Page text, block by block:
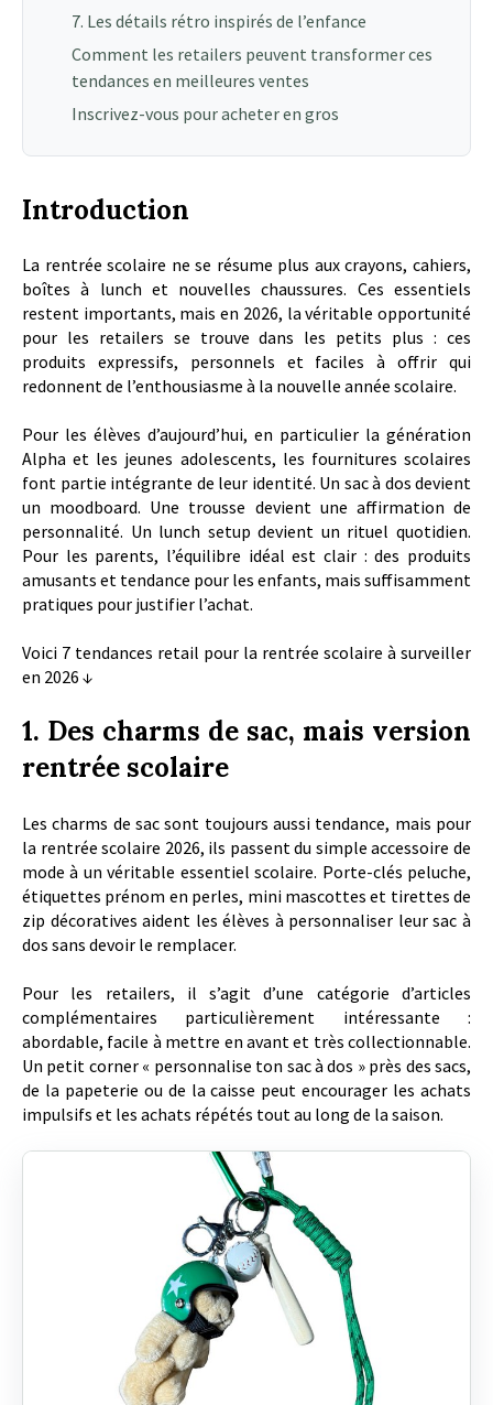
7. Les détails rétro inspirés de l’enfance
Comment les retailers peuvent transformer ces
tendances en meilleures ventes
Inscrivez-vous pour acheter en gros
Introduction
La rentrée scolaire ne se résume plus aux crayons, cahiers,
boîtes à lunch et nouvelles chaussures. Ces essentiels
restent importants, mais en 2026, la véritable opportunité
pour les retailers se trouve dans les petits plus : ces
produits expressifs, personnels et faciles à offrir qui
redonnent de l’enthousiasme à la nouvelle année scolaire.
Pour les élèves d’aujourd’hui, en particulier la génération
Alpha et les jeunes adolescents, les fournitures scolaires
font partie intégrante de leur identité. Un sac à dos devient
un moodboard. Une trousse devient une affirmation de
personnalité. Un lunch setup devient un rituel quotidien.
Pour les parents, l’équilibre idéal est clair : des produits
amusants et tendance pour les enfants, mais suffisamment
pratiques pour justifier l’achat.
Voici 7 tendances retail pour la rentrée scolaire à surveiller
en 2026 ↓
1. Des charms de sac, mais version
rentrée scolaire
Les charms de sac sont toujours aussi tendance, mais pour
la rentrée scolaire 2026, ils passent du simple accessoire de
mode à un véritable essentiel scolaire. Porte-clés peluche,
étiquettes prénom en perles, mini mascottes et tirettes de
zip décoratives aident les élèves à personnaliser leur sac à
dos sans devoir le remplacer.
Pour les retailers, il s’agit d’une catégorie d’articles
complémentaires particulièrement intéressante :
abordable, facile à mettre en avant et très collectionnable.
Un petit corner « personnalise ton sac à dos » près des sacs,
de la papeterie ou de la caisse peut encourager les achats
impulsifs et les achats répétés tout au long de la saison.